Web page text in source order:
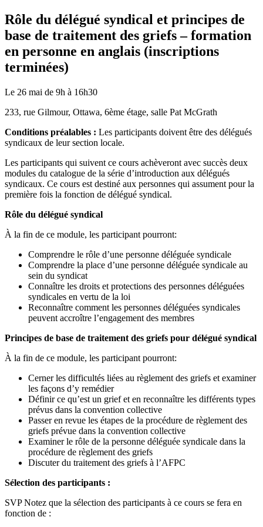
Rôle du délégué syndical et principes de
base de traitement des griefs – formation
en personne en anglais (inscriptions
terminées)
Le 26 mai de 9h à 16h30
233, rue Gilmour, Ottawa, 6ème étage, salle Pat McGrath
Conditions préalables : Les participants doivent être des délégués
syndicaux de leur section locale.
Les participants qui suivent ce cours achèveront avec succès deux
modules du catalogue de la série d’introduction aux délégués
syndicaux. Ce cours est destiné aux personnes qui assument pour la
première fois la fonction de délégué syndical.
Rôle du délégué syndical
À la fin de ce module, les participant pourront:
Comprendre le rôle d’une personne déléguée syndicale
Comprendre la place d’une personne déléguée syndicale au
sein du syndicat
Connaître les droits et protections des personnes déléguées
syndicales en vertu de la loi
Reconnaître comment les personnes déléguées syndicales
peuvent accroître l’engagement des membres
Principes de base de traitement des griefs pour délégué syndical
À la fin de ce module, les participant pourront:
Cerner les difficultés liées au règlement des griefs et examiner
les façons d’y remédier
Définir ce qu’est un grief et en reconnaître les différents types
prévus dans la convention collective
Passer en revue les étapes de la procédure de règlement des
griefs prévue dans la convention collective
Examiner le rôle de la personne déléguée syndicale dans la
procédure de règlement des griefs
Discuter du traitement des griefs à l’AFPC
Sélection des participants :
SVP Notez que la sélection des participants à ce cours se fera en
fonction de :